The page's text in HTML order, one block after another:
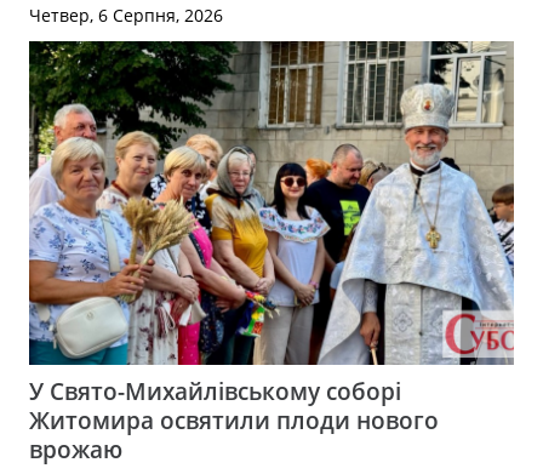
Четвер, 6 Серпня, 2026
У Свято-Михайлівському соборі
Житомира освятили плоди нового
врожаю